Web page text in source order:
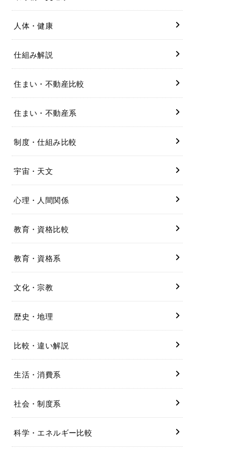
人体・健康
仕組み解説
住まい・不動産比較
住まい・不動産系
制度・仕組み比較
宇宙・天文
心理・人間関係
教育・資格比較
教育・資格系
文化・宗教
歴史・地理
比較・違い解説
生活・消費系
社会・制度系
科学・エネルギー比較